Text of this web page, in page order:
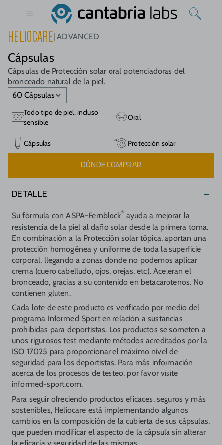
HELIOCARE ADVANCED
Cápsulas
Cápsulas de Protección solar oral potenciadoras del
bronceado natural de la piel.
60 Cápsulas
Todo tipo de piel, incluso
sensible
Oral
Cápsulas Protección solar
DÓNDE COMPRAR
DETALLE
Su fórmula con ASPA-Fernblock®ayuda a mejorar la
resistencia de la piel al daño solar desde la primera toma.
En combinación a la Protección solar tópica, aportan una
protección homogénea y uniforme de toda la superficie
corporal, llegando a zonas donde no podemos aplicar
crema (cuero cabelludo, ojos, orejas, etc). Aceleran el
bronceado, gracias a su contenido en betacarotenos. No
contienen gluten.
Cada lote de este producto es verificado por medio del
programa Informed Sport en relación a sustancias
prohibidas para deportistas. Los productos se someten a
unos rigurosos test mediante métodos acreditados por la
ISO 17025 para proporcionar el máximo nivel de
seguridad para los deportistas. Para más información
acerca de los procesos de testeo, por favor visite
informed-sport.com.
Para seguir ofreciendo productos eficaces, seguros y más
sostenibles, Heliocare está implementando algunos
cambios en la composición de la cubierta de sus cápsulas,
que pueden modificar el aspecto de la cápsula sin alterar
la eficacia y seguridad de las mismas.